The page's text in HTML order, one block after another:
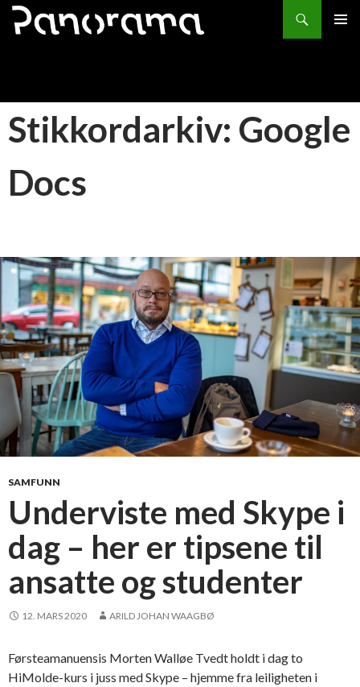
Søk
HOPP
Stikkordarkiv: Google
Docs
SAMFUNN
Underviste med Skype i
dag – her er tipsene til
ansatte og studenter
12. MARS 2020 ARILD JOHAN WAAGBØ
Førsteamanuensis Morten Walløe Tvedt holdt i dag to
HiMolde-kurs i juss med Skype – hjemme fra leiligheten i